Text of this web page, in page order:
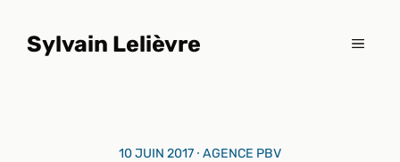
contenuSylvain Lelièvre MENU
10 JUIN 2017 ⸱ AGENCE PBV